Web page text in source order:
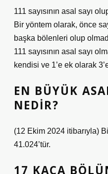
111 sayısının asal sayı
Bir yöntem olarak, önce
başka bölenleri olup
111 sayısının asal sayı
kendisi ve 1’e ek olarak
EN BÜYÜK
NEDIR?
(12 Ekim 2024 itibarıyla)
41.024’tür.
17 KAÇA